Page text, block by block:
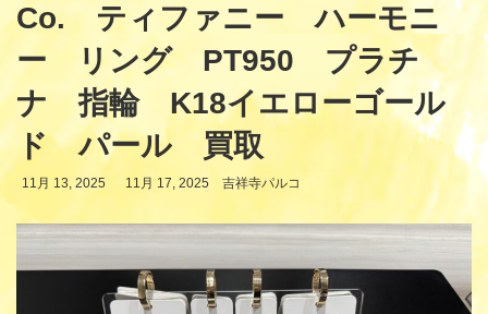
Co. ティファニー ハーモニ
ー リング PT950 プラチ
ナ 指輪 K18イエローゴール
ド パール 買取
11月 13, 2025
最
時
:
11月 17, 2025 吉祥寺パルコ